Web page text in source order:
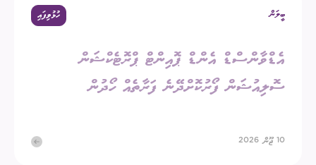
ބީލަން ހުޅުވިފައި
އެޑްވާންސްޑް އެންޑް ޕޮއިންޓް ޕްރޮޓެކްޝަން
ސޮލިއުޝަން ފޯރުކޮށްދޭނެ ފަރާތެއް ހޯދުން
10 ޖޫން 2026